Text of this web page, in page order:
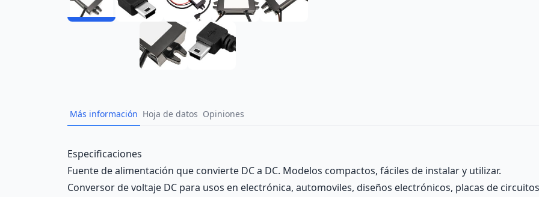
Más información Hoja de datos Opiniones
Description
Especificaciones
Fuente de alimentación que convierte DC a DC. Modelos compactos, fáciles de instalar y utilizar.
Conversor de voltaje DC para usos en electrónica, automoviles, diseños electrónicos, placas de